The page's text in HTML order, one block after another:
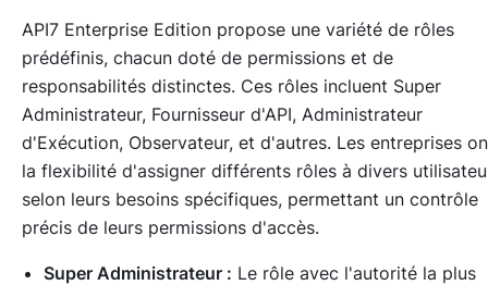
API7 Enterprise Edition propose une variété de rôles
prédéfinis, chacun doté de permissions et de
responsabilités distinctes. Ces rôles incluent Super
Administrateur, Fournisseur d'API, Administrateur
d'Exécution, Observateur, et d'autres. Les entreprises
la flexibilité d'assigner différents rôles à divers
selon leurs besoins spécifiques, permettant un contrôle
précis de leurs permissions d'accès.
Super Administrateur : Le rôle avec l'autorité la plus